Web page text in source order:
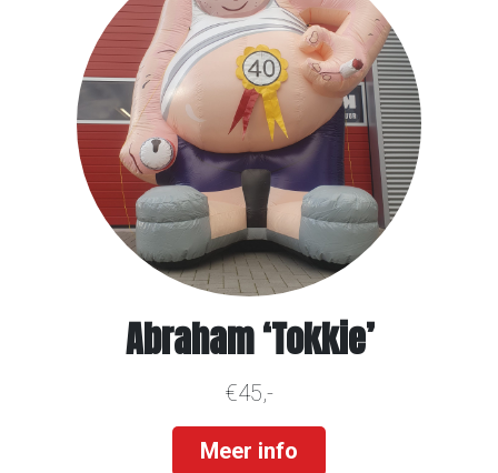
Abraham ‘Tokkie’
€45,-
Meer info